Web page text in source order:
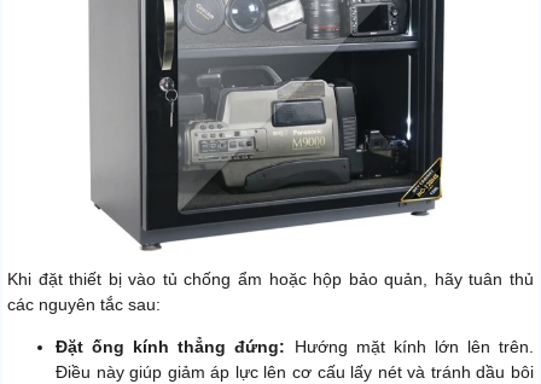
Khi đặt thiết bị vào tủ chống ẩm hoặc hộp bảo quản, hãy tuân thủ
các nguyên tắc sau:
Đặt ống kính thẳng đứng: Hướng mặt kính lớn lên trên.
Điều này giúp giảm áp lực lên cơ cấu lấy nét và tránh dầu bôi